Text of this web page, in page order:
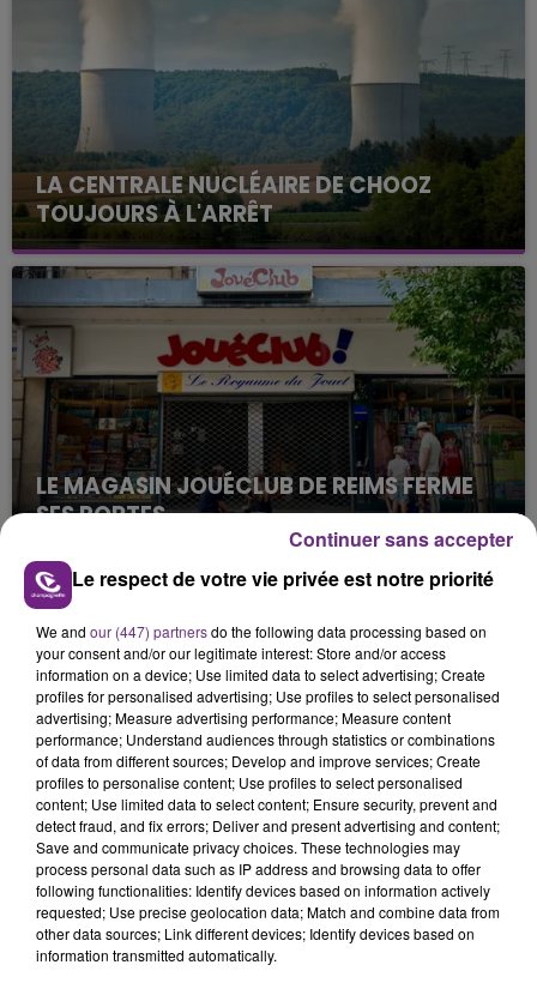
LA CENTRALE NUCLÉAIRE DE CHOOZ
TOUJOURS À L'ARRÊT
Cela fait déjà une semaine que la centrale
nucléaire ardennaise est à l'arrêt. Une situation
justifiée par la sécheresse intense qui est toujours
présente.
LE MAGASIN JOUÉCLUB DE REIMS FERME
SES PORTES
C'était l'une des institutions du centre-ville
rémois. Le magasin JouéClub est contraint de
fermer ses portes.
TITRES DIFFUSÉS
17h09
17h09
SIA
Chandelier
17h07
17h07
JULIEN LIEB
Le respect de votre vie privée est notre priorité
We and our (447) partnersdo the following data processing based on
your consent and/or our legitimate interest: Store and/or access
information on a device; Use limited data to select advertising; Create
profiles for personalised advertising; Use profiles to select personalised
advertising; Measure advertising performance; Measure content
performance; Understand audiences through statistics or combinations
of data from different sources; Develop and improve services; Create
profiles to personalise content; Use profiles to select personalised
content; Use limited data to select content; Ensure security, prevent and
detect fraud, and fix errors; Deliver and present advertising and content;
Save and communicate privacy choices. These technologies may
process personal data such as IP address and browsing data to offer
following functionalities: Identify devices based on information actively
requested; Use precise geolocation data; Match and combine data from
other data sources; Link different devices; Identify devices based on
information transmitted automatically.
Continuer sans accepter